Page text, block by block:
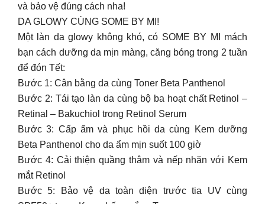
và bảo vệ đúng cách nha!
DA GLOWY CÙNG SOME BY MI!
Một làn da glowy không khó, có SOME BY MI mách
bạn cách dưỡng da mịn màng, căng bóng trong 2 tuần
để đón Tết:
Bước 1: Cân bằng da cùng Toner Beta Panthenol
Bước 2: Tái tạo làn da cùng bộ ba hoạt chất Retinol –
Retinal – Bakuchiol trong Retinol Serum
Bước 3: Cấp ẩm và phục hồi da cùng Kem dưỡng
Beta Panthenol cho da ẩm mịn suốt 100 giờ
Bước 4: Cải thiện quầng thâm và nếp nhăn với Kem
mắt Retinol
Bước 5: Bảo vệ da toàn diện trước tia UV cùng